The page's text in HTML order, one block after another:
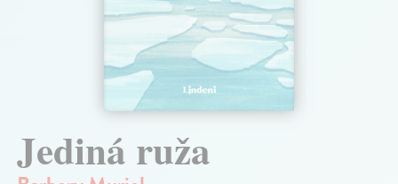
Jediná ruža